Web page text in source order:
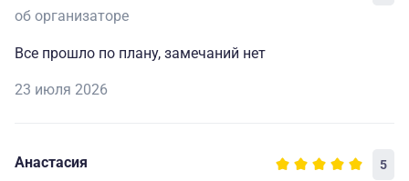
об организаторе
Все прошло по плану, замечаний нет
23 июля 2026
Анастасия 5